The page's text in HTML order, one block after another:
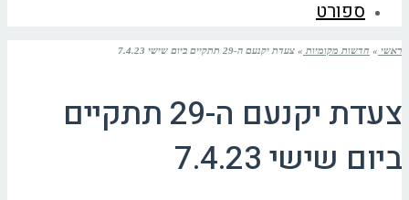
ספורט
ראשי » חדשות מקומיות » צעדת יקנעם ה-29 תתקיים ביום שישי 7.4.23
צעדת יקנעם ה-29 תתקיים
ביום שישי 7.4.23